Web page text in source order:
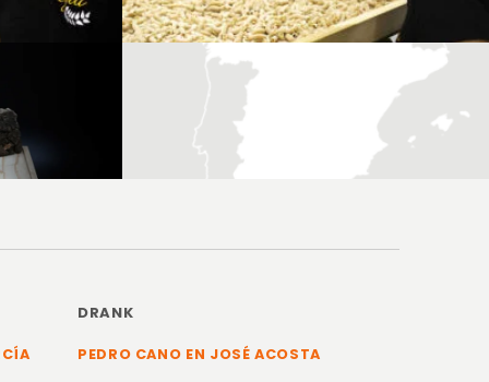
DRANK
PEDRO CANO EN JOSÉ ACOSTA